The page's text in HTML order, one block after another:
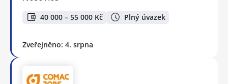
40 000 – 55 000 Kč Plný úvazek
Zveřejněno: 4. srpna